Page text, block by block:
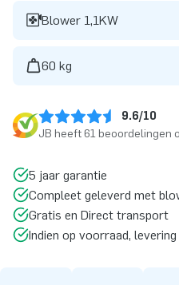
Blower 1,1KW
60 kg
9.6/10
JB heeft 61 beoordelingen
5 jaar garantie
Compleet geleverd met
Gratis en Direct transport
Indien op voorraad,